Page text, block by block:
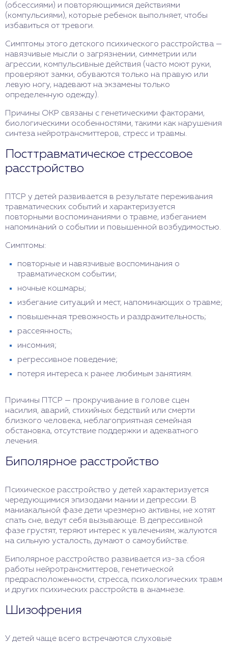
(обсессиями) и повторяющимися действиями
(компульсиями), которые ребенок выполняет, чтобы
избавиться от тревоги.
Симптомы этого детского психического расстройства —
навязчивые мысли о загрязнении, симметрии или
агрессии, компульсивные действия (часто моют руки,
проверяют замки, обуваются только на правую или
левую ногу, надевают на экзамены только
определенную одежду).
Причины ОКР связаны с генетическими факторами,
биологическими особенностями, такими как нарушения
синтеза нейротрансмиттеров, стресс и травмы.
Посттравматическое стрессовое
расстройство
ПТСР у детей развивается в результате переживания
травматических событий и характеризуется
повторными воспоминаниями о травме, избеганием
напоминаний о событии и повышенной возбудимостью.
Симптомы:
повторные и навязчивые воспоминания о
травматическом событии;
ночные кошмары;
избегание ситуаций и мест, напоминающих о травме;
повышенная тревожность и раздражительность;
рассеянность;
инсомния;
регрессивное поведение;
потеря интереса к ранее любимым занятиям.
Причины ПТСР — прокручивание в голове сцен
насилия, аварий, стихийных бедствий или смерти
близкого человека, неблагоприятная семейная
обстановка, отсутствие поддержки и адекватного
лечения.
Биполярное расстройство
Психическое расстройство у детей характеризуется
чередующимися эпизодами мании и депрессии. В
маниакальной фазе дети чрезмерно активны, не хотят
спать сне, ведут себя вызывающе. В депрессивной
фазе грустят, теряют интерес к увлечениям, жалуются
на сильную усталость, думают о самоубийстве.
Биполярное расстройство развивается из-за сбоя
работы нейротрансмиттеров, генетической
предрасположенности, стресса, психологических травм
и других психических расстройств в анамнезе.
Шизофрения
У детей чаще всего встречаются слуховые